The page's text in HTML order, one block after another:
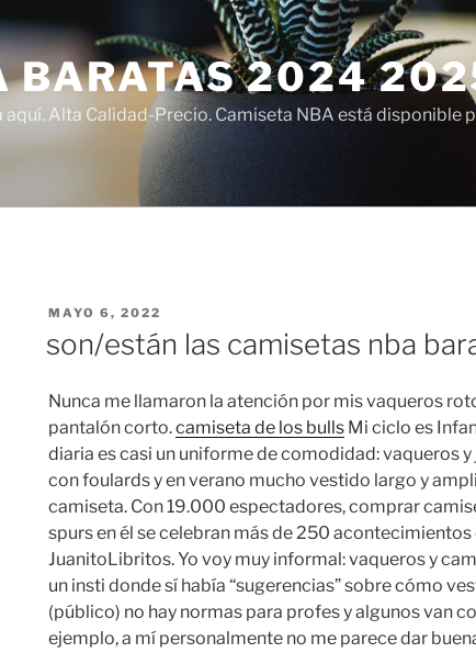
BARATAS 2024
Alta Calidad-Precio. Camiseta NBA está disponible
PUBLICADO
MAYO 6, 2022
son/están las camisetas nba
Nunca me llamaron la atención por mis vaqueros
pantalón corto.camiseta de los bullsMi ciclo es
diaria es casi un uniforme de comodidad: vaqueros y
con foulards y en verano mucho vestido largo y
camiseta. Con 19.000 espectadores, comprar
spurs en él se celebran más de 250 acontecimientos
JuanitoLibritos. Yo voy muy informal: vaqueros y
un insti donde sí había “sugerencias” sobre cómo
(público) no hay normas para profes y algunos van
ejemplo, a mí personalmente no me parece dar